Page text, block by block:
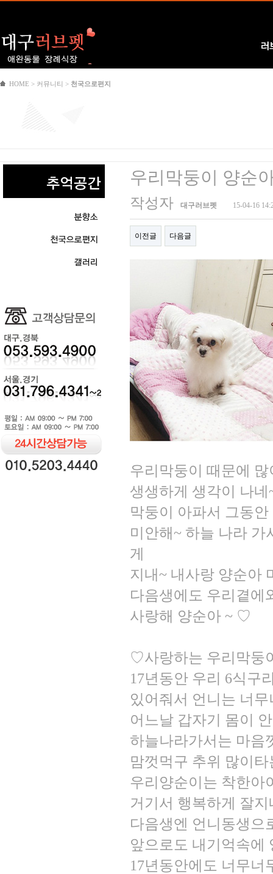
Logo
러
HOME > 커뮤니티 > 천국으로편지
우리막둥이 양순
작성자 대구러브펫 15-04-16
이전글 다음글
우리막둥이 때문에
생생하게 생각이 나네
막둥이 아파서 그동
미안해~ 하늘 나라
게
지내~ 내사랑 양순아
다음생에도 우리곁
사랑해 양순아 ~ ♡
♡사랑하는 우리막둥
17년동안 우리 6식구
있어줘서 언니는 너
어느날 갑자기 몸이
하늘나라가서는 마음
맘껏먹구 추위 많이타
우리양순이는 착한아
거기서 행복하게 잘
다음생엔 언니동생으
앞으로도 내기억속에
17년동안에도 너무너